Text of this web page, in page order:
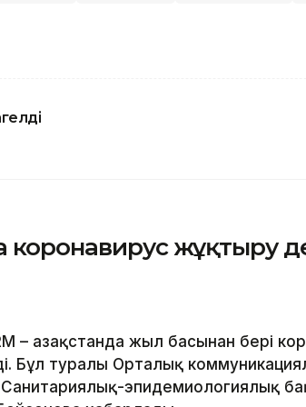
коронавирус жұқтыру
– Қазақстанда жыл басынан бері
Бұл туралы Орталық
эпидемиологиялық